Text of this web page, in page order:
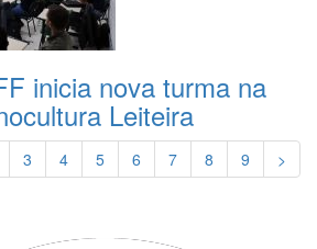
inicia nova turma na
Leiteira
3 4 5 6 7 8 9 >